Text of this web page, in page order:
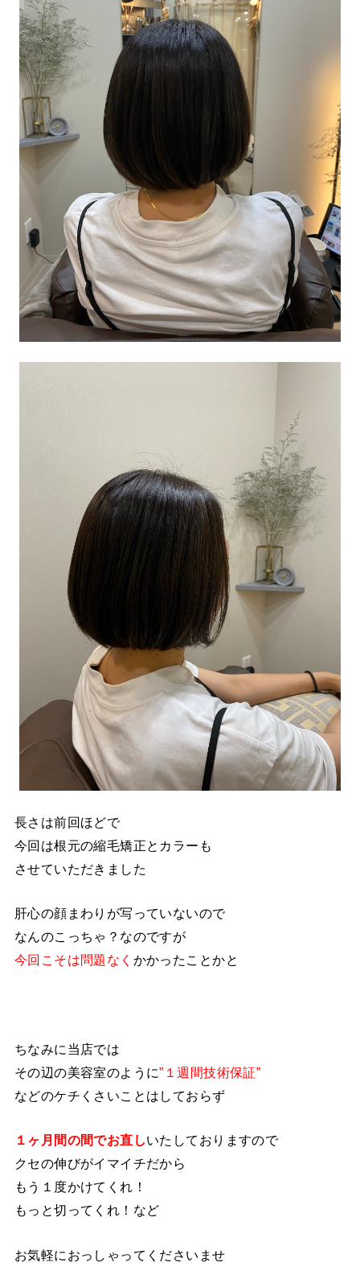
長さは前回ほどで
今回は根元の縮毛矯正とカラーも
させていただきました
肝心の顔まわりが写っていないので
なんのこっちゃ？なのですが
今回こそは問題なく かかったことかと
ちなみに当店では
その辺の美容室のように”１週間技術保証”
などのケチくさいことはしておらず
１ヶ月間の間でお直しいたしておりますので
クセの伸びがイマイチだから
もう１度かけてくれ！
もっと切ってくれ！など
お気軽におっしゃってくださいませ